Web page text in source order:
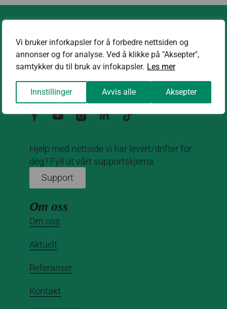
Vi bruker inforkapsler for å forbedre nettsiden og
annonser og for analyse. Ved å klikke på "Aksepter",
samtykker du til bruk av infokapsler. Les mer
Innstillinger Avvis alle Aksepter
Kontakt oss
kontakt@nettrakett.no
Hjelp med nettside vi har levert/drifter for
deg? Fyll ut vårt supportskjema:
Support
Om oss
Om oss
Aktuelt
Referanser
Kontakt